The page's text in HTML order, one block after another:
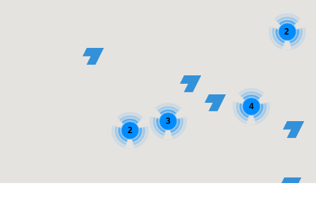
2
3
4
2